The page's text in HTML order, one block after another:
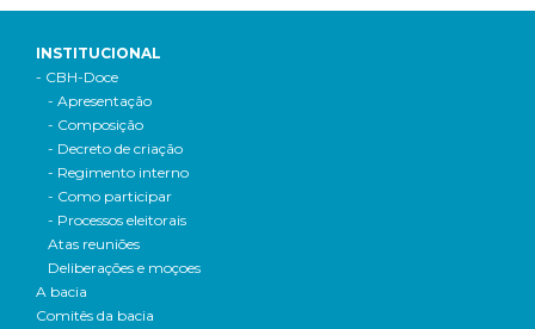
INSTITUCIONAL
- CBH-Doce
- Apresentação
- Composição
- Decreto de criação
- Regimento interno
- Como participar
- Processos eleitorais
Atas reuniões
Deliberações e moçoes
A bacia
Comitês da bacia